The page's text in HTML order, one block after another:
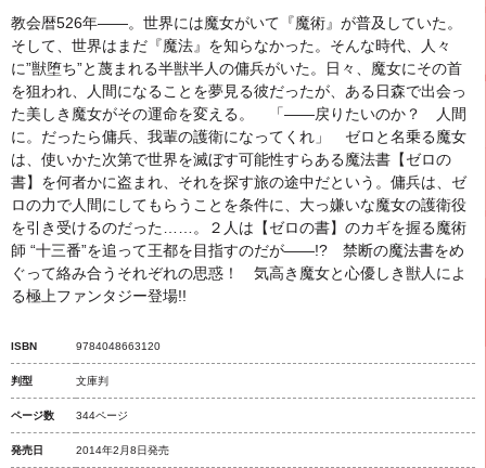
教会暦526年――。世界には魔女がいて『魔術』が普及していた。
そして、世界はまだ『魔法』を知らなかった。そんな時代、人々
に”獣堕ち”と蔑まれる半獣半人の傭兵がいた。日々、魔女にその首
を狙われ、人間になることを夢見る彼だったが、ある日森で出会っ
た美しき魔女がその運命を変える。 「――戻りたいのか？ 人間
に。だったら傭兵、我輩の護衛になってくれ」 ゼロと名乗る魔女
は、使いかた次第で世界を滅ぼす可能性すらある魔法書【ゼロの
書】を何者かに盗まれ、それを探す旅の途中だという。傭兵は、ゼ
ロの力で人間にしてもらうことを条件に、大っ嫌いな魔女の護衛役
を引き受けるのだった……。２人は【ゼロの書】のカギを握る魔術
師 “十三番”を追って王都を目指すのだが――!? 禁断の魔法書をめ
ぐって絡み合うそれぞれの思惑！ 気高き魔女と心優しき獣人によ
る極上ファンタジー登場!!
ISBN 9784048663120
判型 文庫判
ページ数 344ページ
発売日 2014年2月8日発売